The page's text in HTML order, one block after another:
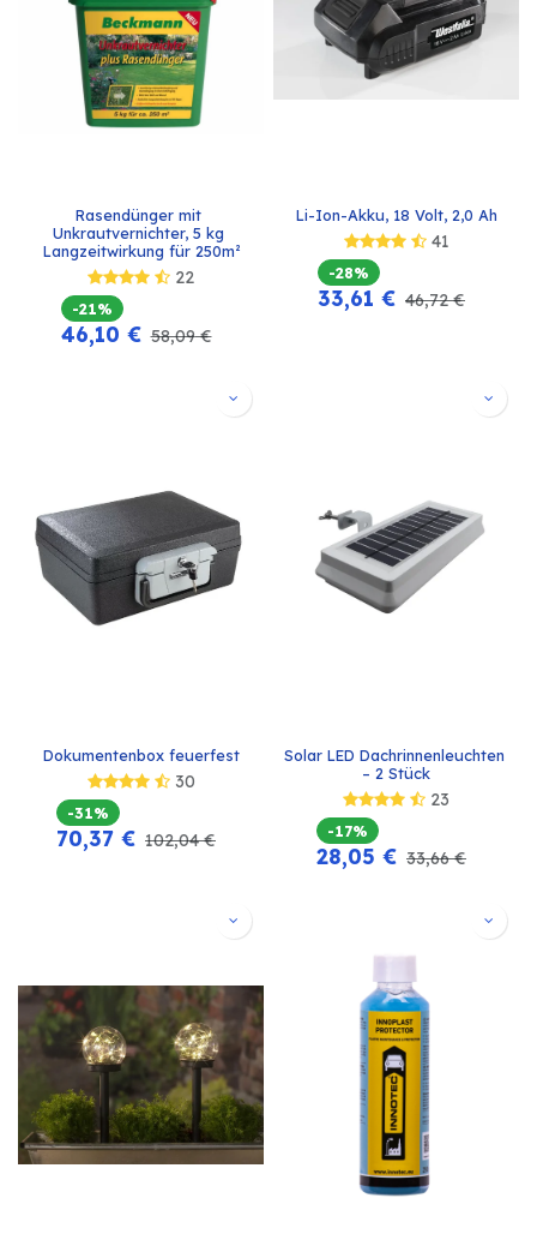
Rasendünger mit
Unkrautvernichter, 5 kg
Langzeitwirkung für 250m²
22
-21%
46,10 € 58,09€
Li-Ion-Akku, 18 Volt, 2,0 Ah
41
-28%
33,61 € 46,72€
Dokumentenbox feuerfest
30
-31%
70,37 € 102,04€
Solar LED Dachrinnenleuchten
– 2 Stück
23
-17%
28,05 € 33,66€